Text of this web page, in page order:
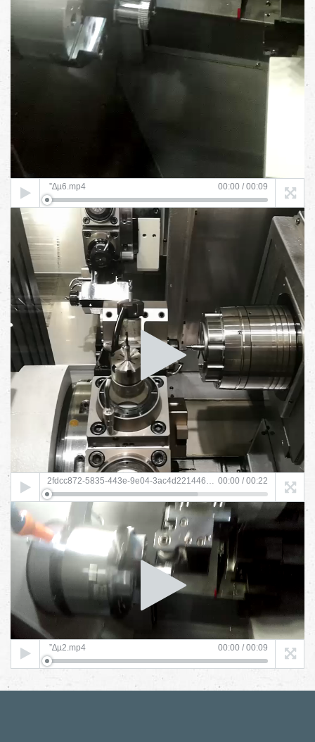
”∆µ6.mp4 00:00 / 00:09
Video
Player
2fdcc872-5835-443e-9e04-3ac4d2214461.MP4 00:00 / 00:22
Video
Player
”∆µ2.mp4 00:00 / 00:09